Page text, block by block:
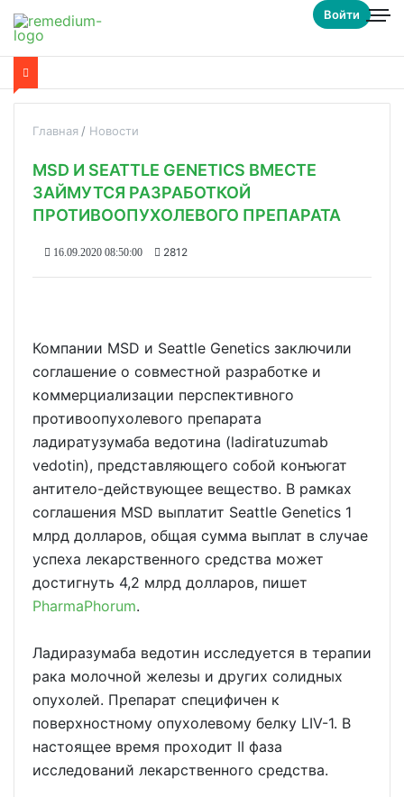
Войти
Главная Новости
MSD И SEATTLE GENETICS ВМЕСТЕ
ЗАЙМУТСЯ РАЗРАБОТКОЙ
ПРОТИВООПУХОЛЕВОГО ПРЕПАРАТА
16.09.2020 08:50:00 2812
Компании MSD и Seattle Genetics заключили
соглашение о совместной разработке и
коммерциализации перспективного
противоопухолевого препарата
ладиратузумаба ведотина (ladiratuzumab
vedotin), представляющего собой конъюгат
антитело-действующее вещество. В рамках
соглашения MSD выплатит Seattle Genetics 1
млрд долларов, общая сумма выплат в случае
успеха лекарственного средства может
достигнуть 4,2 млрд долларов, пишет
PharmaPhorum.
Ладиразумаба ведотин исследуется в терапии
рака молочной железы и других солидных
опухолей. Препарат специфичен к
поверхностному опухолевому белку LIV-1. В
настоящее время проходит II фаза
исследований лекарственного средства.